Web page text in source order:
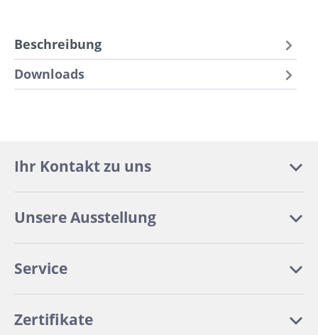
Beschreibung
Downloads
Ihr Kontakt zu uns
Unsere Ausstellung
Service
Zertifikate